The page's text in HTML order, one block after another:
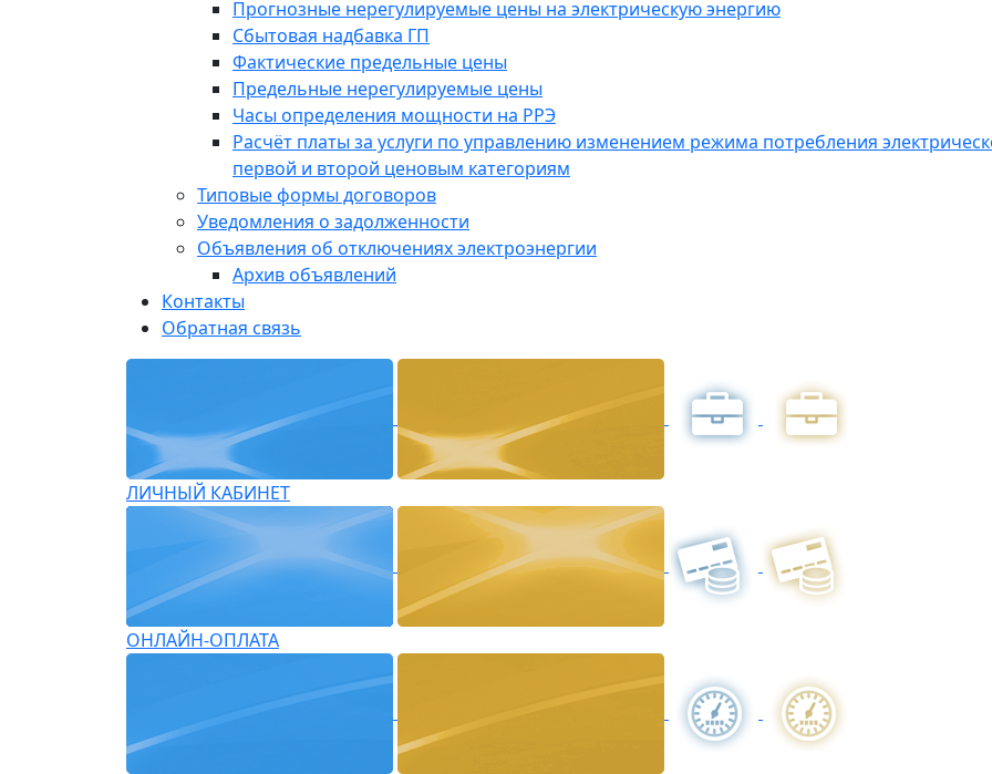
Прогнозные нерегулируемые цены на электрическую энергию
Сбытовая надбавка ГП
Фактические предельные цены
Предельные нерегулируемые цены
Часы определения мощности на РРЭ
Расчёт платы за услуги по управлению изменением режима потребления
первой и второй ценовым категориям
Типовые формы договоров
Уведомления о задолженности
Объявления об отключениях электроэнергии
Архив объявлений
Контакты
Обратная связь
ЛИЧНЫЙ КАБИНЕТ
ОНЛАЙН-ОПЛАТА